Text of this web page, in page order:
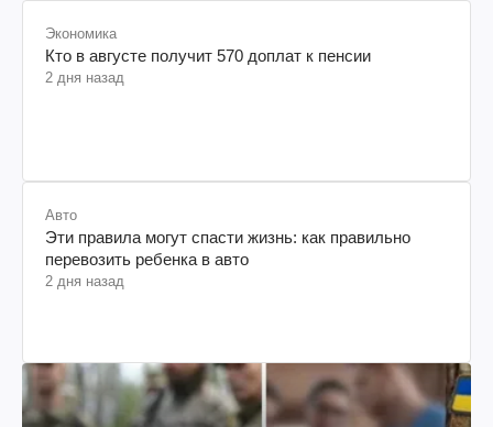
Экономика
Кто в августе получит 570 доплат к пенсии
2 дня назад
Авто
Эти правила могут спасти жизнь: как правильно
перевозить ребенка в авто
2 дня назад